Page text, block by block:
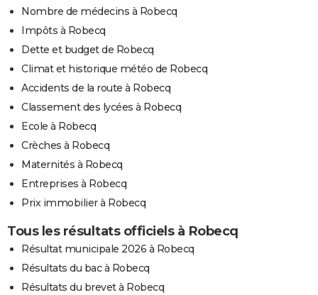
Nombre de médecins à Robecq
Impôts à Robecq
Dette et budget de Robecq
Climat et historique météo de Robecq
Accidents de la route à Robecq
Classement des lycées à Robecq
Ecole à Robecq
Crèches à Robecq
Maternités à Robecq
Entreprises à Robecq
Prix immobilier à Robecq
Tous les résultats officiels à Robecq
Résultat municipale 2026 à Robecq
Résultats du bac à Robecq
Résultats du brevet à Robecq